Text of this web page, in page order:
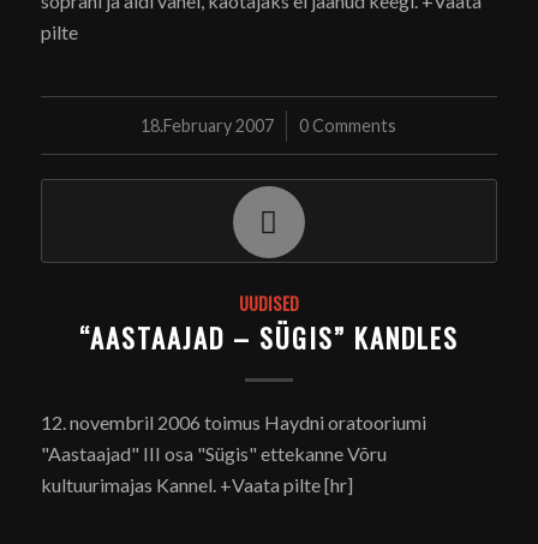
pilte
18.February 2007
/ 0 Comments
UUDISED
“AASTAAJAD – SÜGIS” KANDLES
12. novembril 2006 toimus Haydni oratooriumi
"Aastaajad" III osa "Sügis" ettekanne Võru
kultuurimajas Kannel. +Vaata pilte [hr]